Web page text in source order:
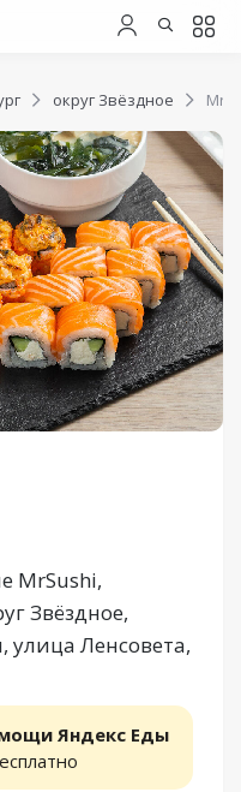
округ Звёздное
MrSushi,
Звёздное,
улица Ленсовета,
Яндекс Еды